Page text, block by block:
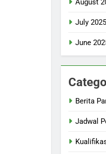
August
July 2025
June
Berita
Jadwal